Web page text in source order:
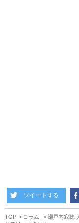
ツイートする
TOP コラム
瀬戸内寂聴